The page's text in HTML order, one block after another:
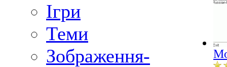
Ігри
Теми
Зображення-